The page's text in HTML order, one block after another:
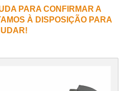
PARA CONFIRMAR A
À DISPOSIÇÃO PARA